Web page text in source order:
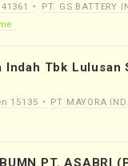
PT. GS BATTERY
Indah Tbk Lulusan
15135
PT MAYORA
PT. ASABRI